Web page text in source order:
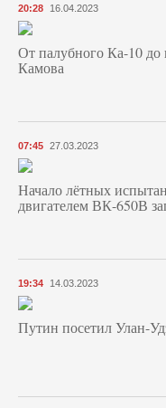
20:28 16.04.2023
От палубного Ка-10 до
Камова
07:45 27.03.2023
Начало лётных
двигателем ВК-650В
19:34 14.03.2023
Путин посетил Улан-